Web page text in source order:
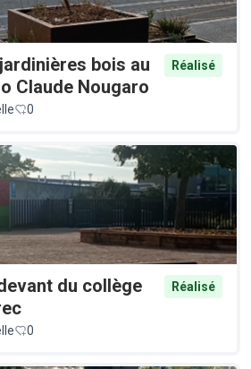
bois au
Claude Nougaro
Réalisé
0
du collège
Réalisé
0